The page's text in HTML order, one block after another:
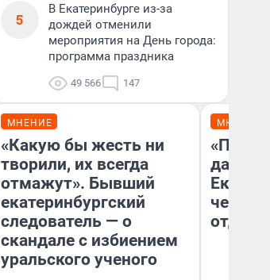
5
В Екатеринбурге из-за
дождей отменили
мероприятия на День города:
программа праздника
49 566 147
МНЕНИЕ
«Какую бы жесть ни
творили, их всегда
отмажут». Бывший
екатеринбургский
следователь — о
скандале с избиением
уральского ученого
МНЕНИЕ
«Про
даже
честно